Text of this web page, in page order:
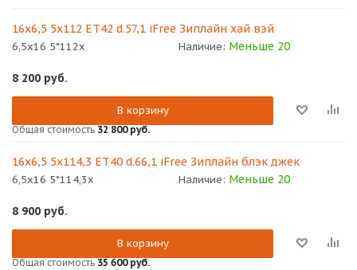
16x6,5 5x112 ET42 d.57,1 iFree Зиплайн хай вэй
6,5x16 5*112x Наличие: Меньше 20
8 200 руб.
В корзину
Общая стоимость 32 800 руб.
16x6,5 5x114,3 ET40 d.66,1 iFree Зиплайн блэк джек
6,5x16 5*114,3x Наличие: Меньше 20
8 900 руб.
В корзину
Общая стоимость 35 600 руб.